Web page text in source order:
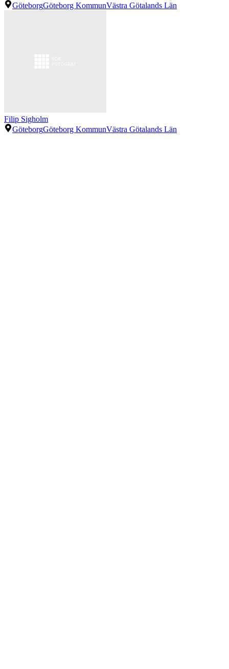
GöteborgGöteborg KommunVästra Götalands Län
Filip Sigholm
GöteborgGöteborg KommunVästra Götalands Län